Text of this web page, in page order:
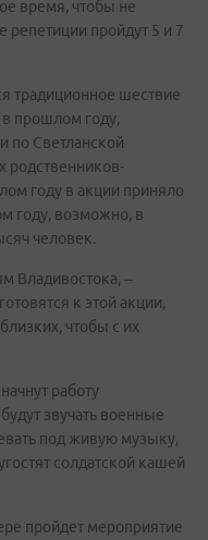
время, чтобы не
пройдут 5 и 7
традиционное шествие
прошлом году,
по Светланской
родственников-
году в акции приняло
году, возможно, в
человек.
Владивостока, –
к этой акции,
чтобы с их
работу
звучать военные
под живую музыку,
солдатской кашей
пройдет мероприятие